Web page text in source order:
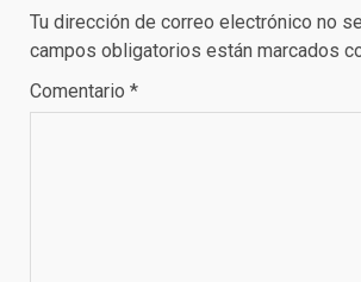
Tu dirección de correo electrónico no
campos obligatorios están marcados
Comentario *